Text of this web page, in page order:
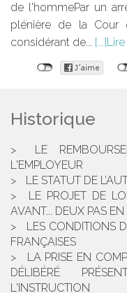
de l'hommePar un
plénière de la Cour
considérant de...
Historique
LE
L'EMPLOYEUR
LE STATUT DE
LE PROJET DE
AVANT... DEUX PAS EN
LES CONDITIONS
FRANÇAISES
LA PRISE EN
DÉLIBÉRÉ
L'INSTRUCTION